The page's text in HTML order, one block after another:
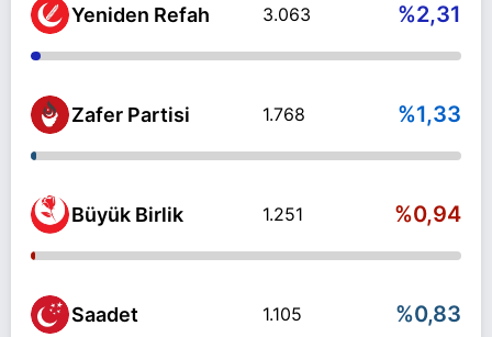
Yeniden Refah 3.063 %2,31
Zafer Partisi 1.768 %1,33
Büyük Birlik 1.251 %0,94
Saadet 1.105 %0,83